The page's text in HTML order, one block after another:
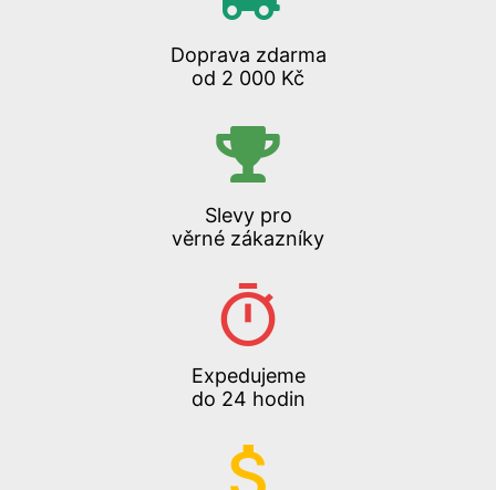
Doprava zdarma
od 2 000 Kč
Slevy pro
věrné zákazníky
Expedujeme
do 24 hodin